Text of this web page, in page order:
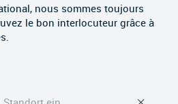
nous sommes toujours
le bon interlocuteur grâce à